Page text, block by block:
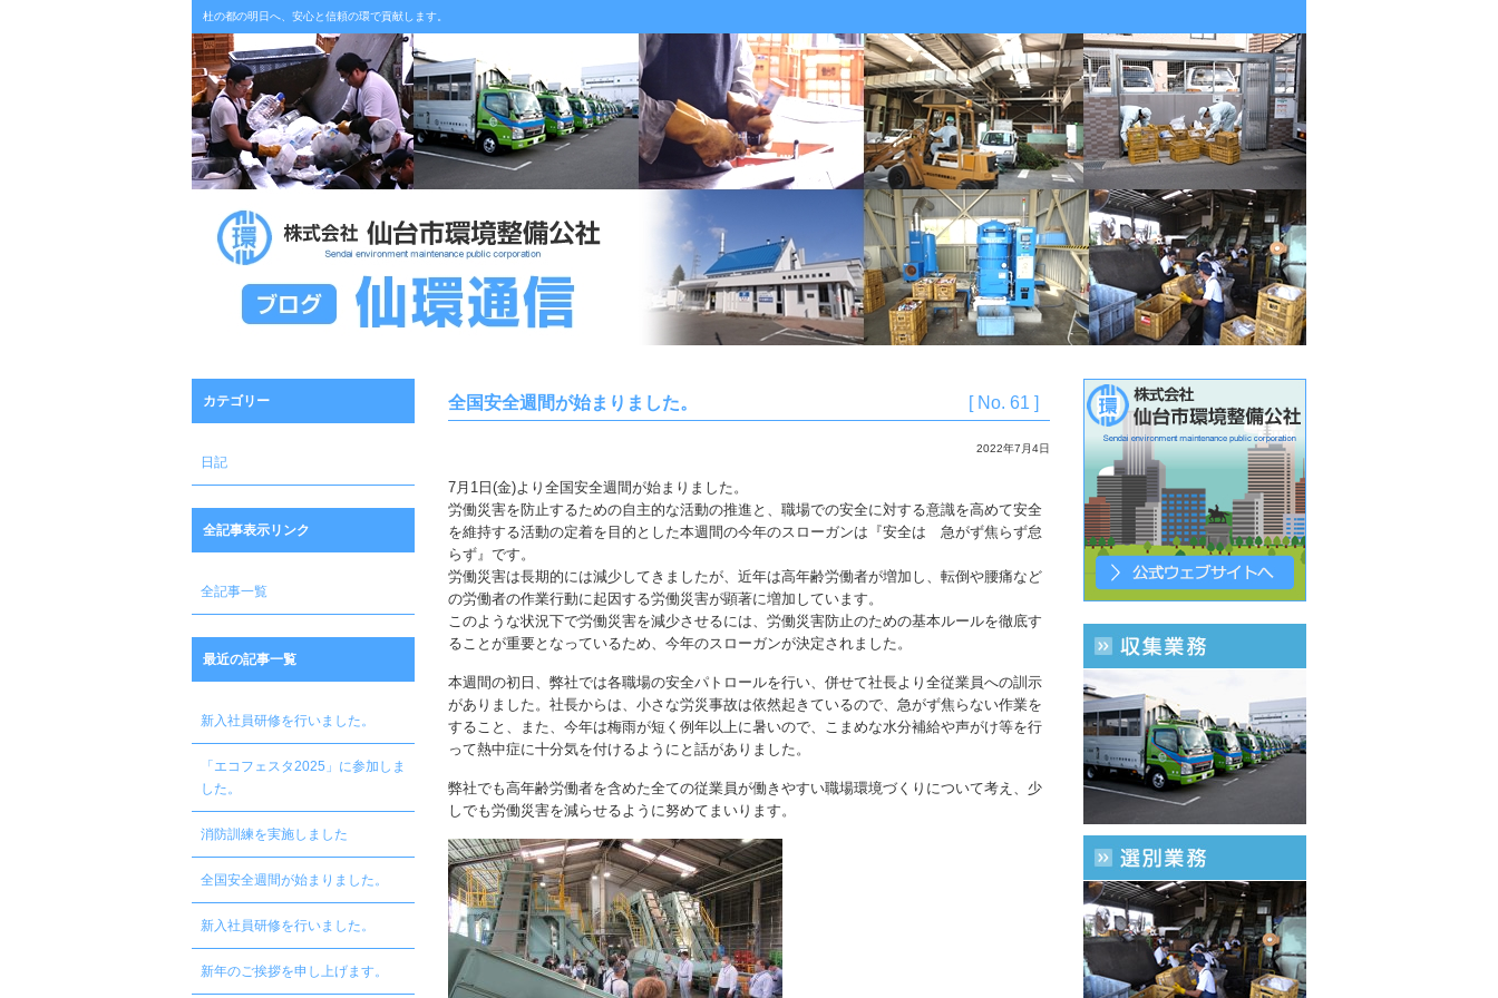
杜の都の明日へ、安心と信頼の環で貢献します。
カテゴリー
日記
全記事表示リンク
全記事一覧
最近の記事一覧
新入社員研修を行いました。
「エコフェスタ2025」に参加しま
した。
消防訓練を実施しました
全国安全週間が始まりました。
新入社員研修を行いました。
新年のご挨拶を申し上げます。
全国安全週間が始まりました。 [ No. 61 ]
2022年7月4日
7月1日(金)より全国安全週間が始まりました。
労働災害を防止するための自主的な活動の推進と、職場での安全に対する意識を高めて安全
を維持する活動の定着を目的とした本週間の今年のスローガンは『安全は 急がず焦らず怠
らず』です。
労働災害は長期的には減少してきましたが、近年は高年齢労働者が増加し、転倒や腰痛など
の労働者の作業行動に起因する労働災害が顕著に増加しています。
このような状況下で労働災害を減少させるには、労働災害防止のための基本ルールを徹底す
ることが重要となっているため、今年のスローガンが決定されました。
本週間の初日、弊社では各職場の安全パトロールを行い、併せて社長より全従業員への訓示
がありました。社長からは、小さな労災事故は依然起きているので、急がず焦らない作業を
すること、また、今年は梅雨が短く例年以上に暑いので、こまめな水分補給や声がけ等を行
って熱中症に十分気を付けるようにと話がありました。
弊社でも高年齢労働者を含めた全ての従業員が働きやすい職場環境づくりについて考え、少
しでも労働災害を減らせるように努めてまいります。